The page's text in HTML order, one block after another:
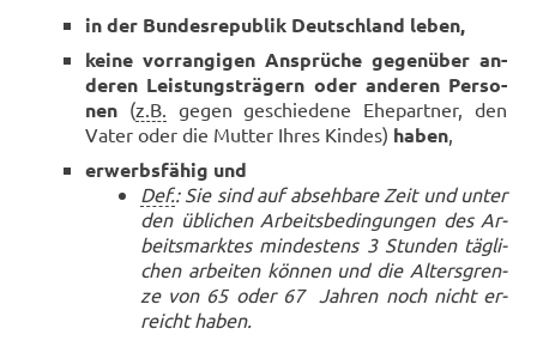
in der Bun­des­re­pu­blik Deutsch­land leben,
keine vor­ran­gi­gen An­sprü­che ge­gen­über an­
de­ren Leis­tungs­trä­gern oder an­de­ren Per­so­
nen (z.B. gegen ge­schie­de­ne Ehe­part­ner, den
Vater oder die Mut­ter Ihres Kin­des) haben,
er­werbs­fä­hig und
Def.: Sie sind auf ab­seh­ba­re Zeit und unter
den üb­li­chen Ar­beits­be­din­gun­gen des Ar­
beits­mark­tes min­des­tens 3 Stun­den täg­li­
chen ar­bei­ten kön­nen und die Al­ters­gren­
ze von 65 oder 67 Jah­ren noch nicht er­
reicht haben.